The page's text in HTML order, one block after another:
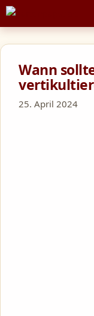
Zum
Inhalt
springen
Wann
25. April 2024